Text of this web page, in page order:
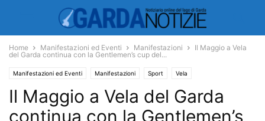
Home Manifestazioni ed Eventi Manifestazioni
Il Maggio a Vela
del Garda continua con la Gentlemen’s cup del...
Manifestazioni ed Eventi Manifestazioni Sport Vela
Il Maggio a Vela del Garda
continua con la Gentlemen’s